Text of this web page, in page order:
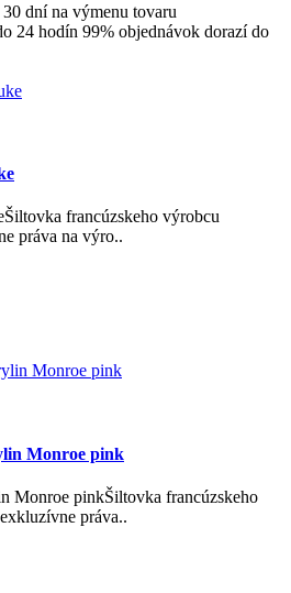
30 dní na výmenu tovaru
99% objednávok dorazí do
francúzskeho výrobcu
práva na výro..
Monroe pink
Monroe pinkŠiltovka francúzskeho
práva..